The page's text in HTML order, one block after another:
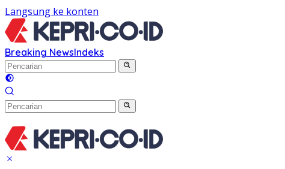
Langsung ke konten
Breaking NewsIndeks